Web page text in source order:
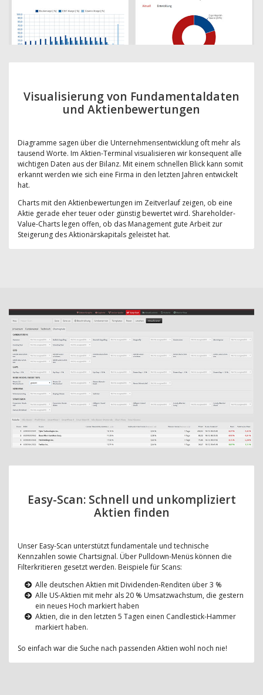
Visualisierung von Fundamentaldaten
und Aktienbewertungen
Diagramme sagen über die Unternehmensentwicklung oft mehr als
tausend Worte. Im Aktien-Terminal visualisieren wir konsequent alle
wichtigen Daten aus der Bilanz. Mit einem schnellen Blick kann somit
erkannt werden wie sich eine Firma in den letzten Jahren entwickelt
hat.
Charts mit den Aktienbewertungen im Zeitverlauf zeigen, ob eine
Aktie gerade eher teuer oder günstig bewertet wird. Shareholder-
Value-Charts legen offen, ob das Management gute Arbeit zur
Steigerung des Aktionärskapitals geleistet hat.
Easy-Scan: Schnell und unkompliziert
Aktien finden
Unser Easy-Scan unterstützt fundamentale und technische
Kennzahlen sowie Chartsignal. Über Pulldown-Menüs können die
Filterkritieren gesetzt werden. Beispiele für Scans:
Alle deutschen Aktien mit Dividenden-Renditen über 3 %
Alle US-Aktien mit mehr als 20 % Umsatzwachstum, die gestern
ein neues Hoch markiert haben
Aktien, die in den letzten 5 Tagen einen Candlestick-Hammer
markiert haben.
So einfach war die Suche nach passenden Aktien wohl noch nie!